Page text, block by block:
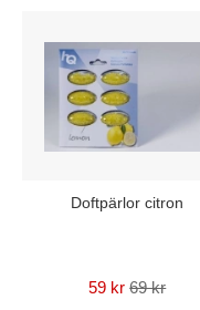
Doftpärlor citron
59 kr 69 kr